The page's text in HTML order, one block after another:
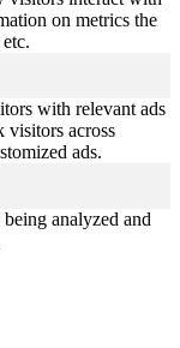
on metrics the
with relevant ads
visitors across
ads.
analyzed and